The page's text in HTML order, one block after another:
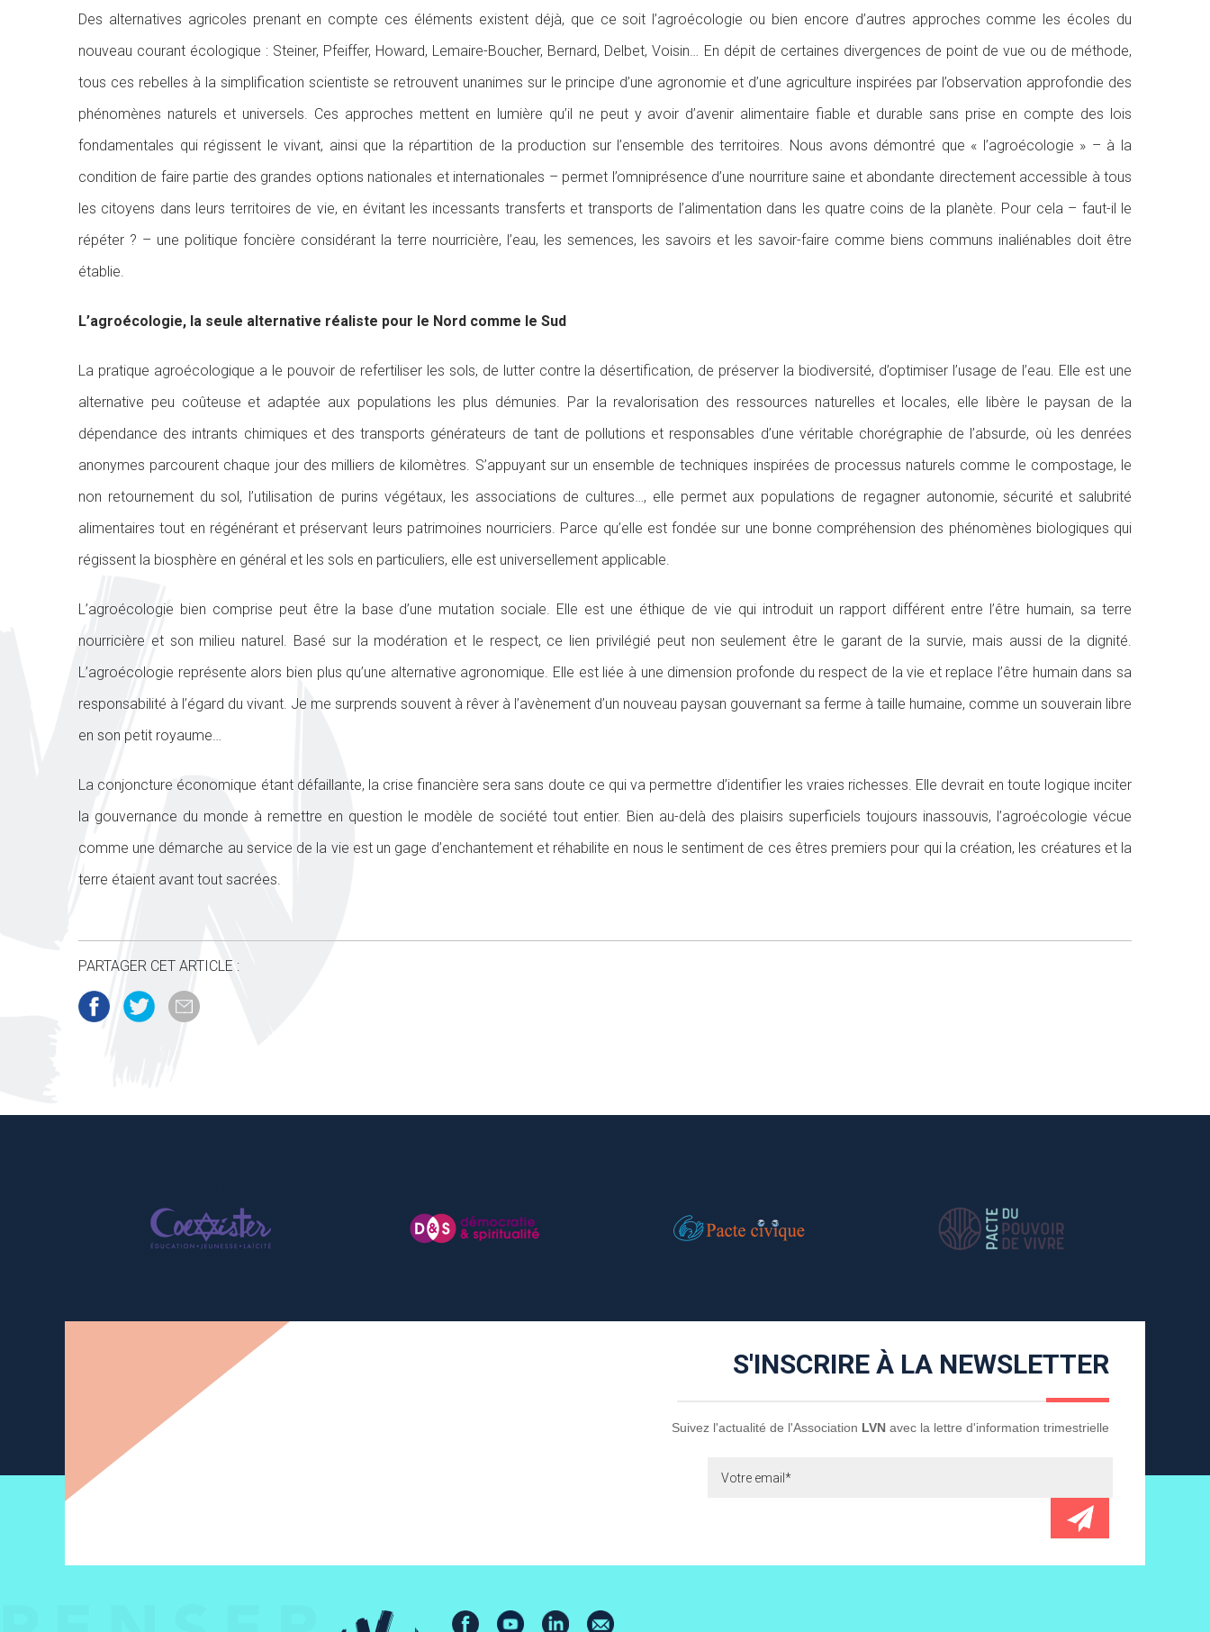
Des alternatives agricoles prenant en compte ces éléments existent déjà, que ce soit l’agroécologie ou bien encore d’autres approches comme les écoles du
nouveau courant écologique : Steiner, Pfeiffer, Howard, Lemaire-Boucher, Bernard, Delbet, Voisin… En dépit de certaines divergences de point de vue ou de méthode,
tous ces rebelles à la simplification scientiste se retrouvent unanimes sur le principe d’une agronomie et d’une agriculture inspirées par l’observation approfondie des
phénomènes naturels et universels. Ces approches mettent en lumière qu’il ne peut y avoir d’avenir alimentaire fiable et durable sans prise en compte des lois
fondamentales qui régissent le vivant, ainsi que la répartition de la production sur l’ensemble des territoires. Nous avons démontré que « l’agroécologie » – à la
condition de faire partie des grandes options nationales et internationales – permet l’omniprésence d’une nourriture saine et abondante directement accessible à tous
les citoyens dans leurs territoires de vie, en évitant les incessants transferts et transports de l’alimentation dans les quatre coins de la planète. Pour cela – faut-il le
répéter ? – une politique foncière considérant la terre nourricière, l’eau, les semences, les savoirs et les savoir-faire comme biens communs inaliénables doit être
établie.
L’agroécologie, la seule alternative réaliste pour le Nord comme le Sud
La pratique agroécologique a le pouvoir de refertiliser les sols, de lutter contre la désertification, de préserver la biodiversité, d’optimiser l’usage de l’eau. Elle est une
alternative peu coûteuse et adaptée aux populations les plus démunies. Par la revalorisation des ressources naturelles et locales, elle libère le paysan de la
dépendance des intrants chimiques et des transports générateurs de tant de pollutions et responsables d’une véritable chorégraphie de l’absurde, où les denrées
anonymes parcourent chaque jour des milliers de kilomètres. S’appuyant sur un ensemble de techniques inspirées de processus naturels comme le compostage, le
non retournement du sol, l’utilisation de purins végétaux, les associations de cultures…, elle permet aux populations de regagner autonomie, sécurité et salubrité
alimentaires tout en régénérant et préservant leurs patrimoines nourriciers. Parce qu’elle est fondée sur une bonne compréhension des phénomènes biologiques qui
régissent la biosphère en général et les sols en particuliers, elle est universellement applicable.
L’agroécologie bien comprise peut être la base d’une mutation sociale. Elle est une éthique de vie qui introduit un rapport différent entre l’être humain, sa terre
nourricière et son milieu naturel. Basé sur la modération et le respect, ce lien privilégié peut non seulement être le garant de la survie, mais aussi de la dignité.
L’agroécologie représente alors bien plus qu’une alternative agronomique. Elle est liée à une dimension profonde du respect de la vie et replace l’être humain dans sa
responsabilité à l’égard du vivant. Je me surprends souvent à rêver à l’avènement d’un nouveau paysan gouvernant sa ferme à taille humaine, comme un souverain libre
en son petit royaume…
La conjoncture économique étant défaillante, la crise financière sera sans doute ce qui va permettre d’identifier les vraies richesses. Elle devrait en toute logique inciter
la gouvernance du monde à remettre en question le modèle de société tout entier. Bien au-delà des plaisirs superficiels toujours inassouvis, l’agroécologie vécue
comme une démarche au service de la vie est un gage d’enchantement et réhabilite en nous le sentiment de ces êtres premiers pour qui la création, les créatures et la
terre étaient avant tout sacrées.
PARTAGER CET ARTICLE :
S'INSCRIRE À LA NEWSLETTER
Suivez l'actualité de l'Association LVN avec la lettre d'information trimestrielle